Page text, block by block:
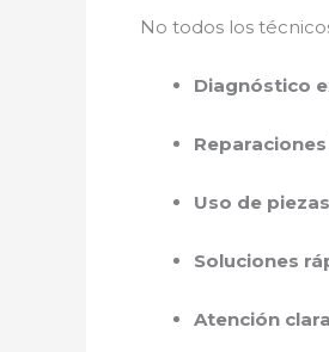
No todos los
Diagnóstico
Uso de
Soluciones
Atención